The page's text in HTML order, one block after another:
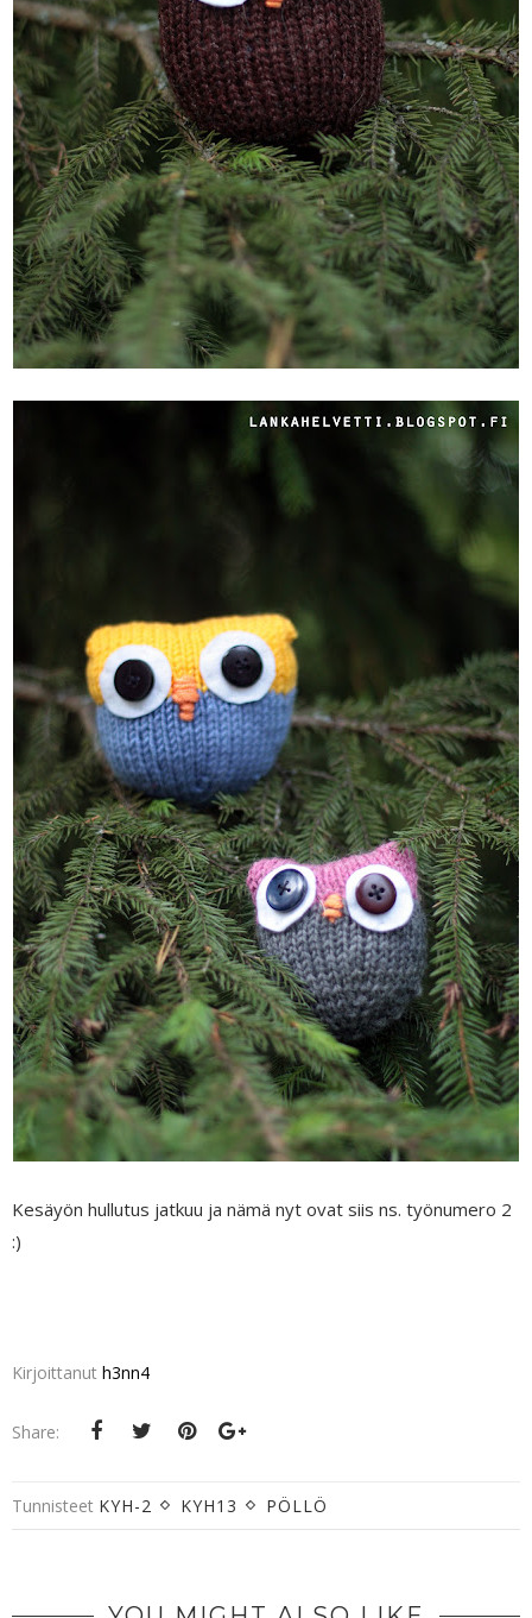
Kesäyön hullutus jatkuu ja nämä nyt ovat siis ns. työnumero 2
:)
Kirjoittanut h3nn4
Share:
Tunnisteet KYH-2 KYH13 PÖLLÖ